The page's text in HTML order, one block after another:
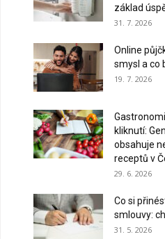
základ
31. 7. 2026
Online
smysl a co
19. 7. 2026
kliknutí:
obsahuje
receptů v
29. 6. 2026
Co si
smlouvy:
31. 5. 2026